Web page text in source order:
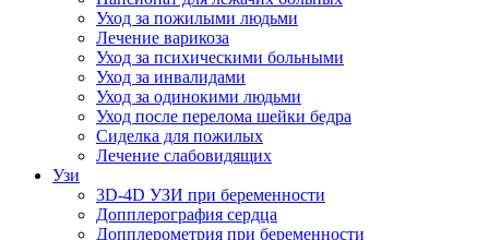
Уход за пожилыми людьми
Лечение варикоза
Уход за психическими больными
Уход за инвалидами
Уход за одинокими людьми
Уход после перелома шейки бедра
Сиделка для пожилых
Лечение слабовидящих
Узи
3D-4D УЗИ при беременности
Допплерография сердца
Допплерометрия при беременности